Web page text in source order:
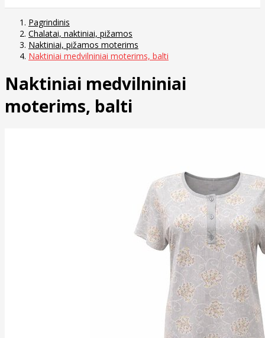
Pagrindinis
Chalatai, naktiniai, pižamos
Naktiniai, pižamos moterims
Naktiniai medvilniniai moterims, balti
Naktiniai medvilniniai
moterims, balti